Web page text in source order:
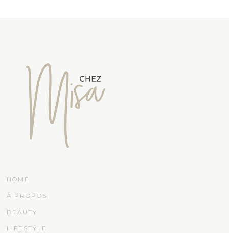
HOME
À PROPOS
BEAUTY
LIFESTYLE